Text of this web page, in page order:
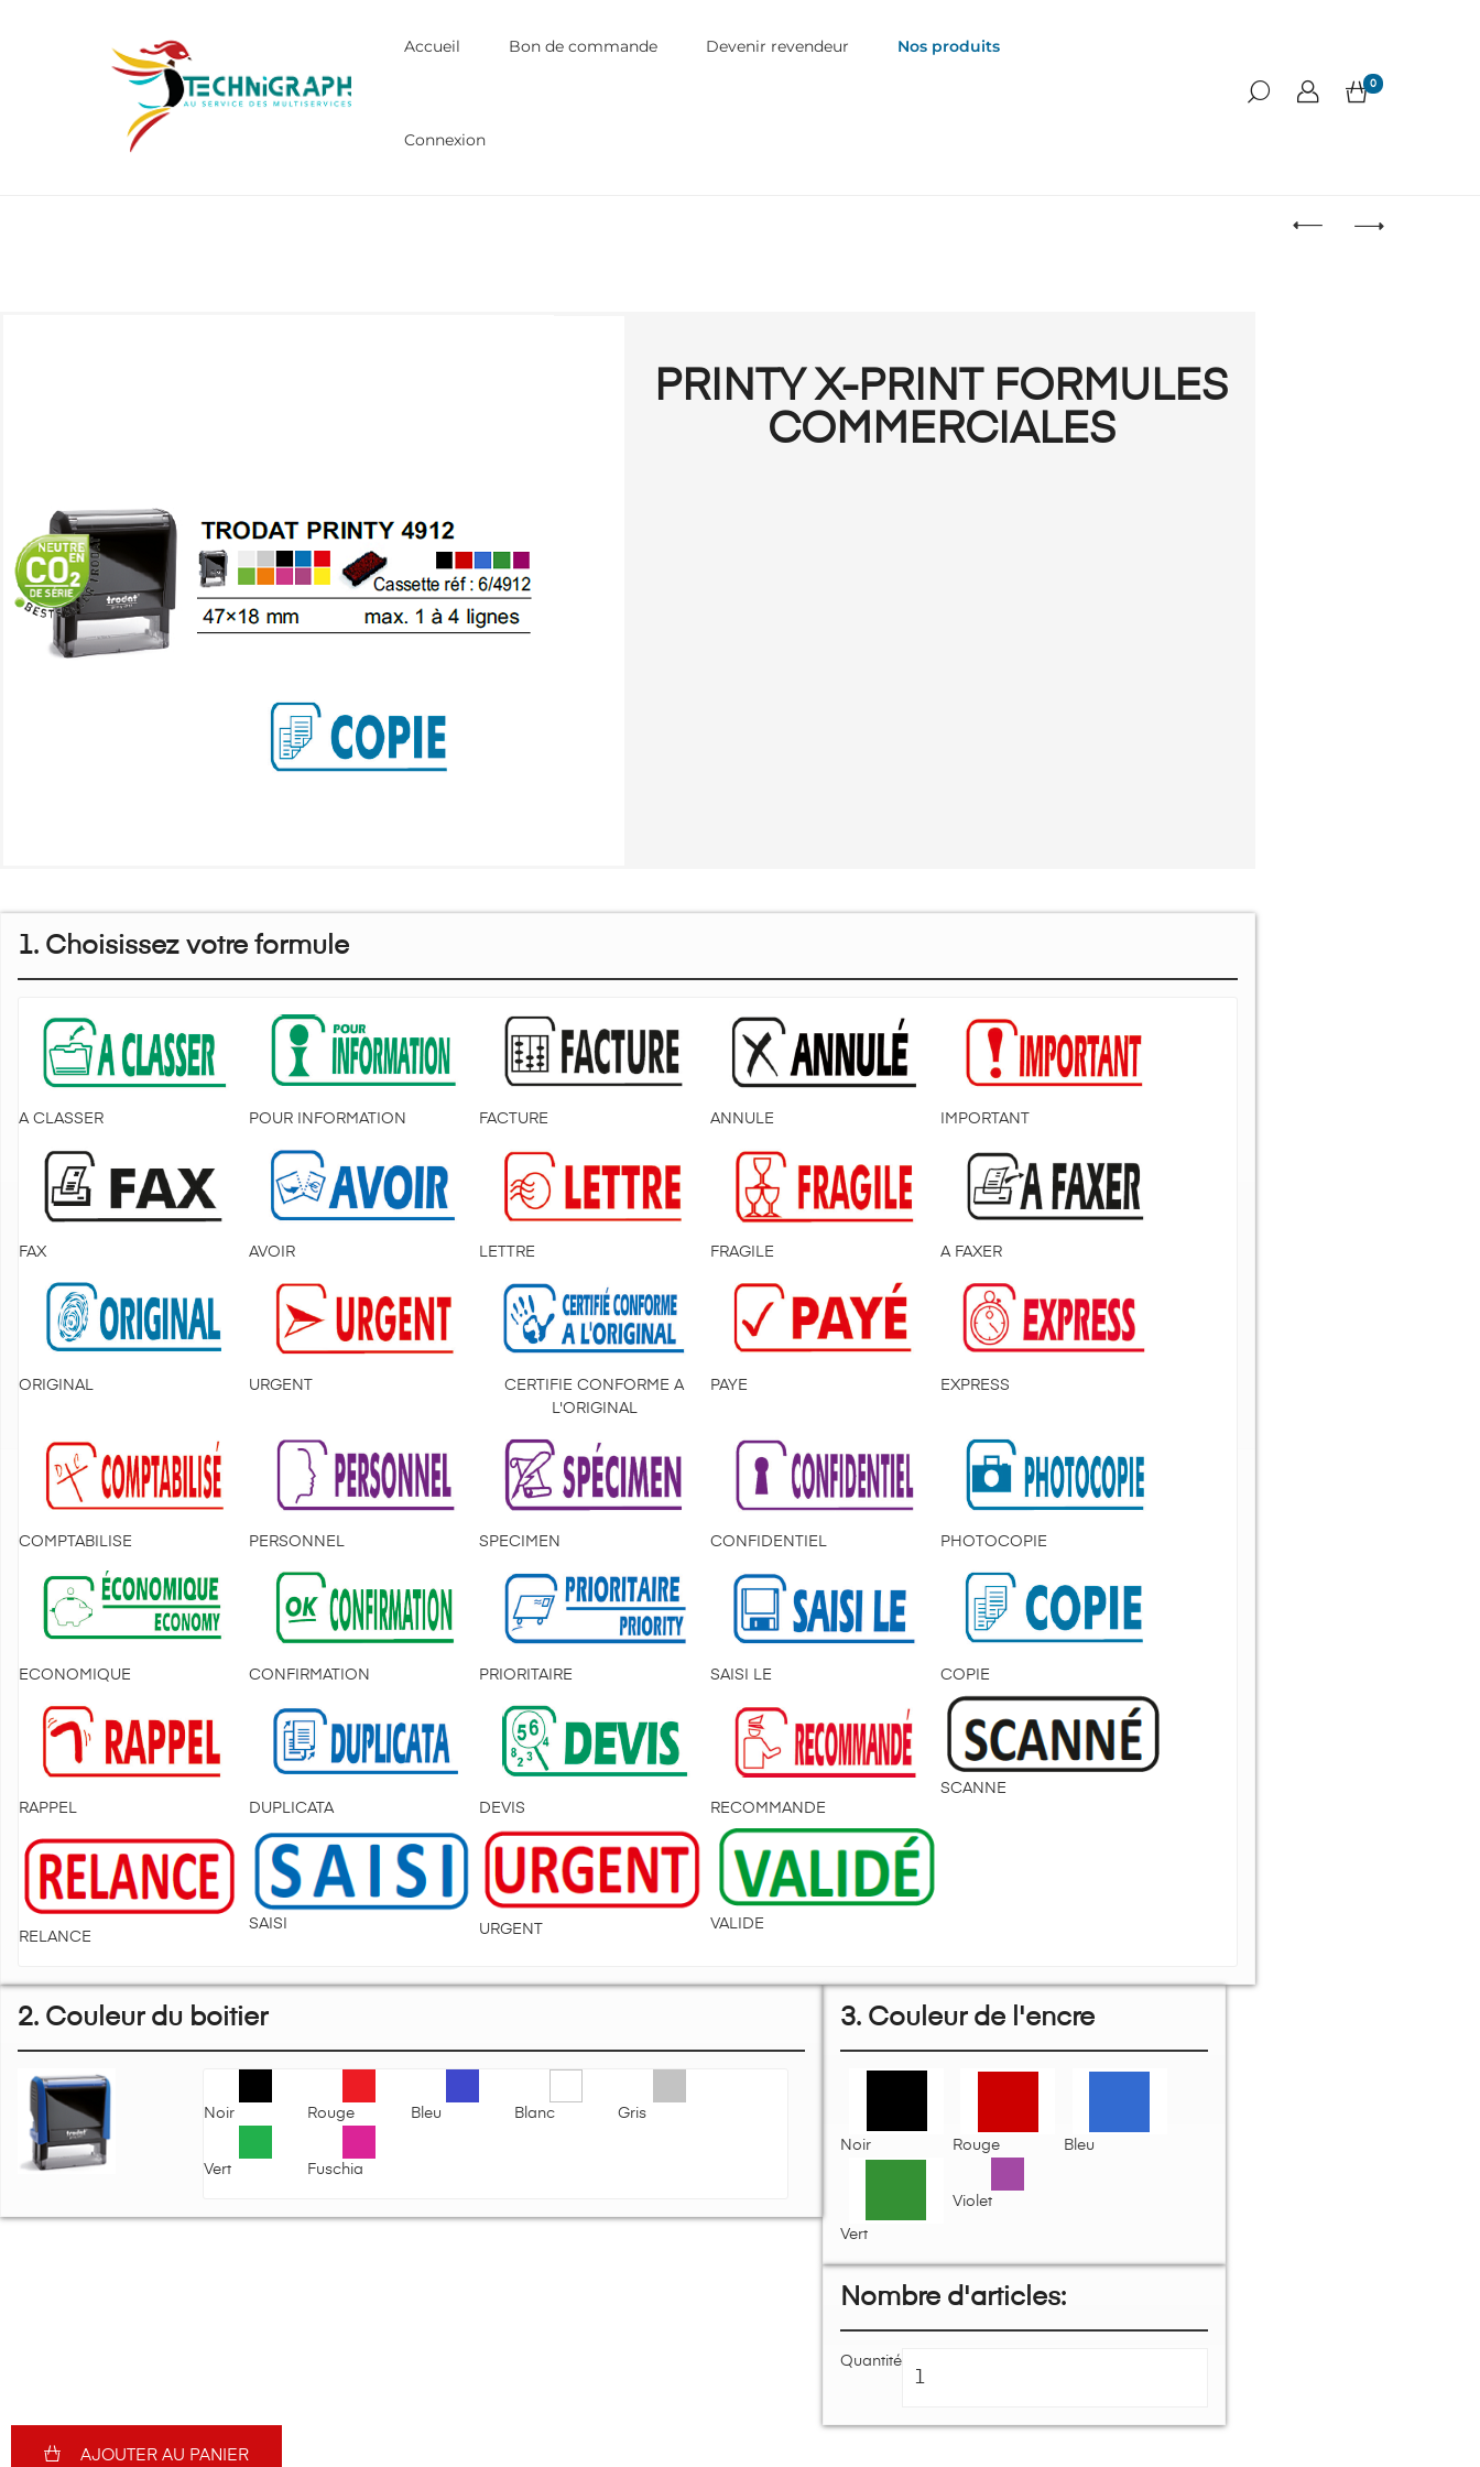
Accueil Bon de commande Devenir revendeur Nos produits
Connexion
0
PRINTY X-PRINT FORMULES
COMMERCIALES
1. Choisissez votre formule
A CLASSER POUR INFORMATION FACTURE ANNULE IMPORTANT
FAX AVOIR LETTRE FRAGILE A FAXER
ORIGINAL URGENT
CERTIFIE CONFORME A
L'ORIGINAL
PAYE EXPRESS
COMPTABILISE PERSONNEL SPECIMEN CONFIDENTIEL PHOTOCOPIE
ECONOMIQUE CONFIRMATION PRIORITAIRE SAISI LE COPIE
RAPPEL DUPLICATA DEVIS RECOMMANDE
SCANNE
RELANCE
SAISI URGENT VALIDE
2. Couleur du boitier
Noir Rouge Bleu Blanc Gris
Vert Fuschia
3. Couleur de l'encre
Noir Rouge Bleu
Vert
Violet
Nombre d'articles:
Quantité
AJOUTER AU PANIER